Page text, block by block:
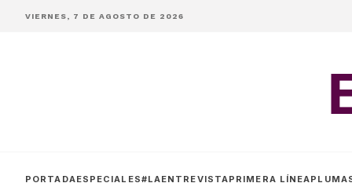
VIERNES, 7 DE AGOSTO DE 2026
PORTADAESPECIALES#LAENTREVISTAPRIMERA LÍNEA